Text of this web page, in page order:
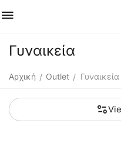
Γυναικεία
Αρχική / Outlet / Γυναικεία